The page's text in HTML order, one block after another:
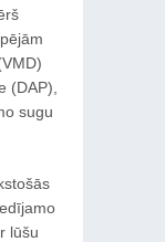
(DAP),
sugu
lūšu